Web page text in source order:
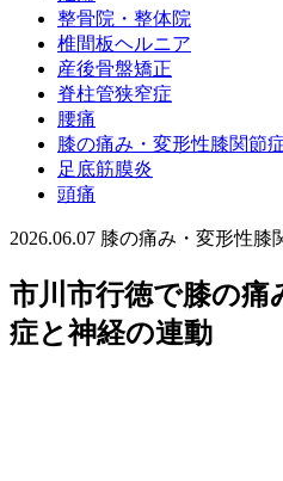
整骨院・整体院
椎間板ヘルニア
産後骨盤矯正
脊柱管狭窄症
腰痛
膝の痛み・変形性膝関節
足底筋膜炎
頭痛
2026.06.07 膝の痛み・変形性膝
市川市行徳で膝の痛
症と神経の連動